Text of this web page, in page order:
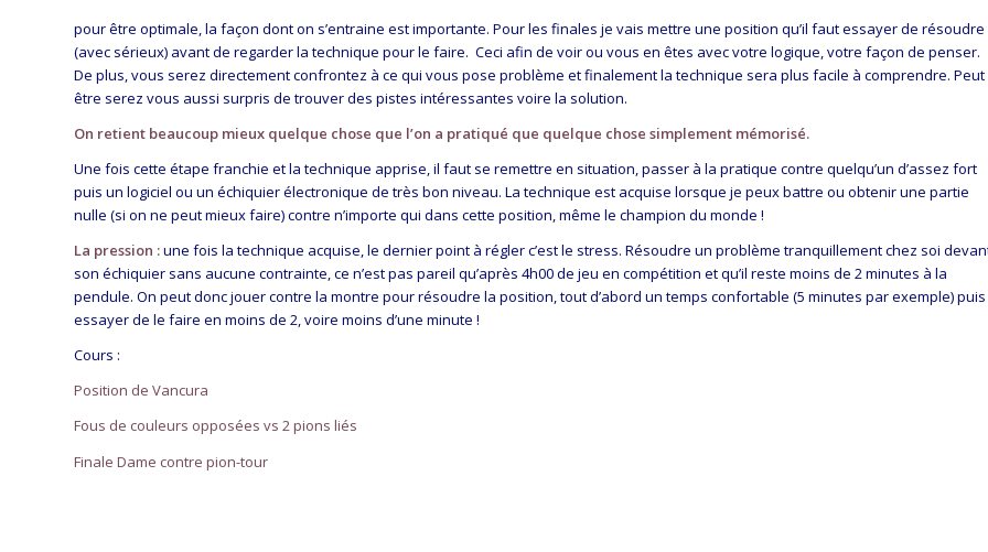
pour être optimale, la façon dont on s’entraine est importante. Pour les finales je vais mettre une position qu’il faut essayer de résoudre
(avec sérieux) avant de regarder la technique pour le faire. Ceci afin de voir ou vous en êtes avec votre logique, votre façon de penser.
De plus, vous serez directement confrontez à ce qui vous pose problème et finalement la technique sera plus facile à comprendre. Peut
être serez vous aussi surpris de trouver des pistes intéressantes voire la solution.
On retient beaucoup mieux quelque chose que l’on a pratiqué que quelque chose simplement mémorisé.
Une fois cette étape franchie et la technique apprise, il faut se remettre en situation, passer à la pratique contre quelqu’un d’assez fort
puis un logiciel ou un échiquier électronique de très bon niveau. La technique est acquise lorsque je peux battre ou obtenir une partie
nulle (si on ne peut mieux faire) contre n’importe qui dans cette position, même le champion du monde !
La pression :une fois la technique acquise, le dernier point à régler c’est le stress. Résoudre un problème tranquillement chez soi
son échiquier sans aucune contrainte, ce n’est pas pareil qu’après 4h00 de jeu en compétition et qu’il reste moins de 2 minutes à la
pendule. On peut donc jouer contre la montre pour résoudre la position, tout d’abord un temps confortable (5 minutes par exemple) puis
essayer de le faire en moins de 2, voire moins d’une minute !
Cours :
Position de Vancura
Fous de couleurs opposées vs 2 pions liés
Finale Dame contre pion-tour